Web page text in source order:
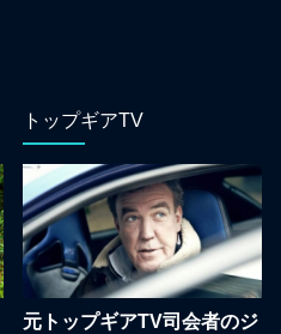
トップギアTV
元トップギアTV司会者のジ